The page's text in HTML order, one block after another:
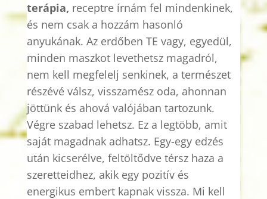
terápia, receptre írnám fel mindenkinek,
és nem csak a hozzám hasonló
anyukának. Az erdőben TE vagy, egyedül,
minden maszkot levethetsz magadról,
nem kell megfelelj senkinek, a természet
részévé válsz, visszamész oda, ahonnan
jöttünk és ahová valójában tartozunk.
Végre szabad lehetsz. Ez a legtöbb, amit
saját magadnak adhatsz. Egy-egy edzés
után kicserélve, feltöltődve térsz haza a
szeretteidhez, akik egy pozitív és
energikus embert kapnak vissza. Mi kell